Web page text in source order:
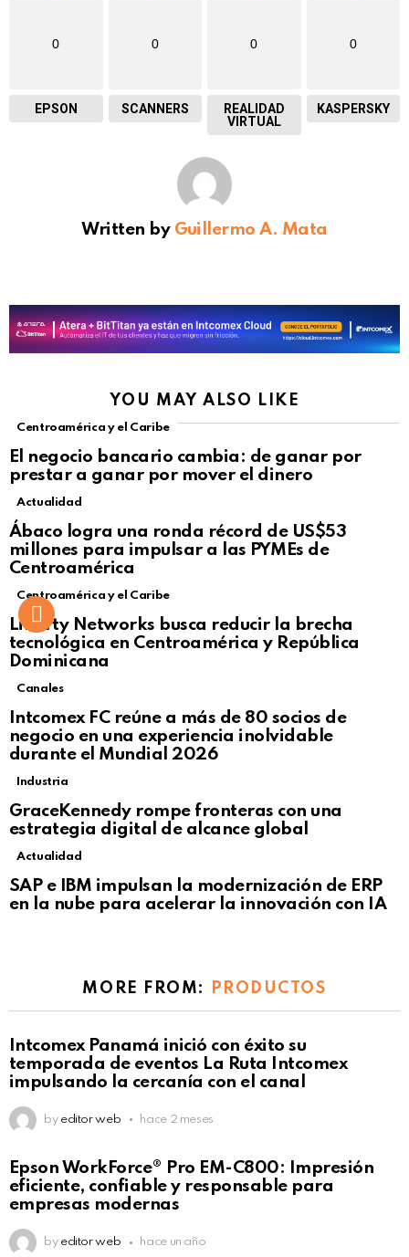
0
EPSON
0
SCANNERS
0
REALIDAD
VIRTUAL
0
KASPERSKY
Written by Guillermo A. Mata
YOU MAY ALSO LIKE
Centroamérica y el Caribe
El negocio bancario cambia: de ganar por
prestar a ganar por mover el dinero
Not Safe For Work
Click to view this post
Actualidad
Ábaco logra una ronda récord de US$53
millones para impulsar a las PYMEs de
Centroamérica
Centroamérica y el Caribe
Liberty Networks busca reducir la brecha
tecnológica en Centroamérica y República
Dominicana
Canales
Intcomex FC reúne a más de 80 socios de
negocio en una experiencia inolvidable
durante el Mundial 2026
Industria
GraceKennedy rompe fronteras con una
estrategia digital de alcance global
Not Safe For Work
Click to view this post
Actualidad
SAP e IBM impulsan la modernización de ERP
en la nube para acelerar la innovación con IA
MORE FROM: PRODUCTOS
Intcomex Panamá inició con éxito su
temporada de eventos La Ruta Intcomex
impulsando la cercanía con el canal
by editor web hace 2 meses
Epson WorkForce® Pro EM-C800: Impresión
eficiente, confiable y responsable para
empresas modernas
by editor web hace un año